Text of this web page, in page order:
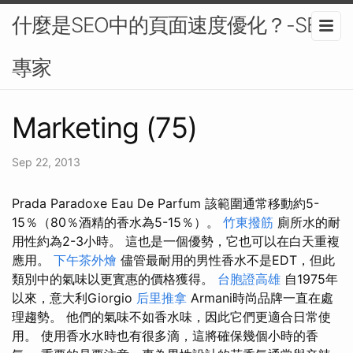
什麼是SEO中的頁面速度優化？-SEO
專家
Marketing (75)
Sep 22, 2013
Prada Paradoxe Eau De Parfum 該範圍通常移動約5-
15％（80％酒精的香水為5-15％）。 竹東撥筋 廁所水的耐
用性約為2-3小時。 這也是一個優勢，它也可以在白天重複
應用。 下午茶外燴 儘管最耐用的男性香水不是EDT，但此
類別中的氣味以更實惠的價格獲得。 台胞證高雄 自1975年
以來，意大利Giorgio 后里推拿 Armani時尚品牌一直在處
理趨勢。 他們的氣味不如香水味，因此它們更適合日常使
用。 使用香水水時也有很多滴，這將確保幾個小時的香